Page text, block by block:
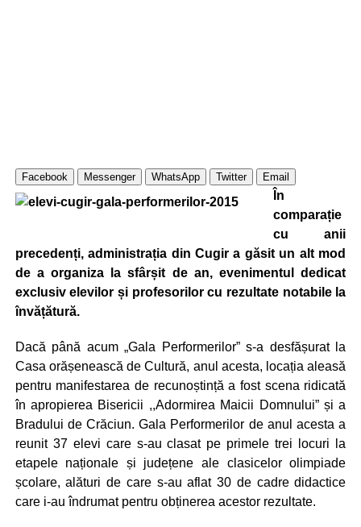
Facebook Messenger WhatsApp Twitter Email
În
comparație
cu anii
precedenți, administrația din Cugir a găsit un alt mod
de a organiza la sfârșit de an, evenimentul dedicat
exclusiv elevilor și profesorilor cu rezultate notabile la
învățătură.
Dacă până acum „Gala Performerilor” s-a desfășurat la
Casa orășenească de Cultură, anul acesta, locația aleasă
pentru manifestarea de recunoștință a fost scena ridicată
în apropierea Bisericii ,,Adormirea Maicii Domnului” și a
Bradului de Crăciun. Gala Performerilor de anul acesta a
reunit 37 elevi care s-au clasat pe primele trei locuri la
etapele naționale și județene ale clasicelor olimpiade
școlare, alături de care s-au aflat 30 de cadre didactice
care i-au îndrumat pentru obținerea acestor rezultate.